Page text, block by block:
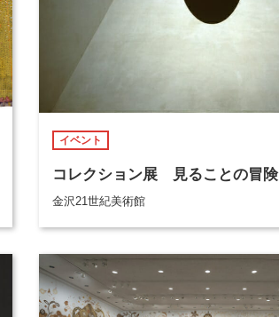
イベント
コレクション展 見ることの冒険
金沢21世紀美術館